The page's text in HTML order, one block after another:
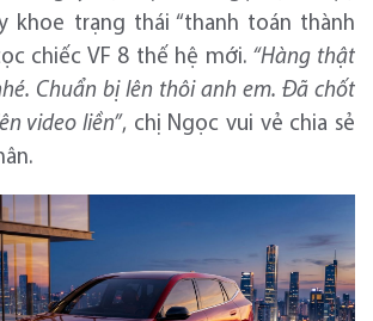
khoe trạng thái “thanh toán thành
chiếc VF 8 thế hệ mới. “Hàng thật
Chuẩn bị lên thôi anh em. Đã chốt
video liền”, chị Ngọc vui vẻ chia sẻ